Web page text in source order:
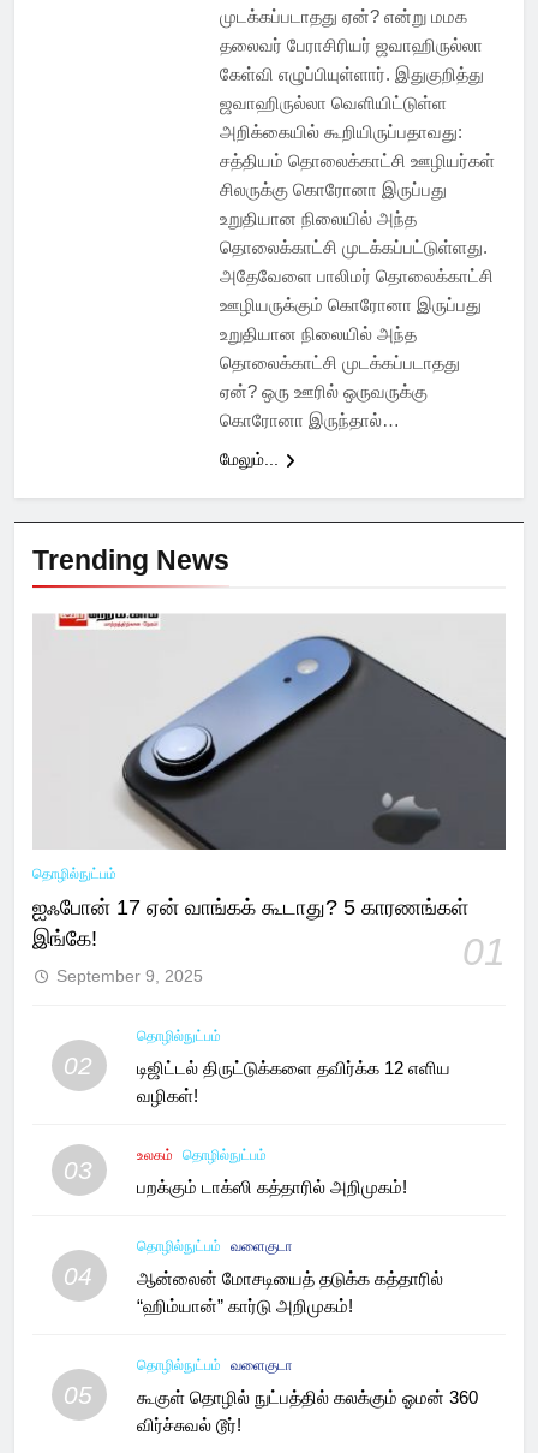
முடக்கப்படாதது ஏன்? என்று மமக
தலைவர் பேராசிரியர் ஜவாஹிருல்லா
கேள்வி எழுப்பியுள்ளார். இதுகுறித்து
ஜவாஹிருல்லா வெளியிட்டுள்ள
அறிக்கையில் கூறியிருப்பதாவது:
சத்தியம் தொலைக்காட்சி ஊழியர்கள்
சிலருக்கு கொரோனா இருப்பது
உறுதியான நிலையில் அந்த
தொலைக்காட்சி முடக்கப்பட்டுள்ளது.
அதேவேளை பாலிமர் தொலைக்காட்சி
ஊழியருக்கும் கொரோனா இருப்பது
உறுதியான நிலையில் அந்த
தொலைக்காட்சி முடக்கப்படாதது
ஏன்? ஒரு ஊரில் ஒருவருக்கு
கொரோனா இருந்தால்…
மேலும்...
Trending News
தொழில்நுட்பம்
ஐஃபோன் 17 ஏன் வாங்கக் கூடாது? 5 காரணங்கள்
இங்கே!
01
September 9, 2025
02
தொழில்நுட்பம்
டிஜிட்டல் திருட்டுக்களை தவிர்க்க 12 எளிய
வழிகள்!
03
உலகம் தொழில்நுட்பம்
பறக்கும் டாக்ஸி கத்தாரில் அறிமுகம்!
04
தொழில்நுட்பம் வளைகுடா
ஆன்லைன் மோசடியைத் தடுக்க கத்தாரில்
“ஹிம்யான்” கார்டு அறிமுகம்!
05
தொழில்நுட்பம் வளைகுடா
கூகுள் தொழில் நுட்பத்தில் கலக்கும் ஓமன் 360
விர்ச்சுவல் டூர்!